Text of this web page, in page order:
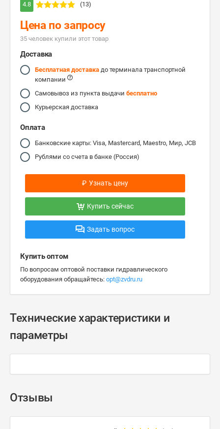
4.8 (13)
Цена по запросу
35 человек купили этот товар
Доставка
Бесплатная доставка до терминала транспортной
компании
Самовывоз из пункта выдачи бесплатно
Курьерская доставка
Оплата
Банковские карты: Visa, Mastercard, Maestro, Мир, JCB
Рублями со счета в банке (Россия)
₽ Узнать цену
Купить сейчас
Задать вопрос
Купить оптом
По вопросам оптовой поставки гидравлического
оборудования обращайтесь: opt@zvdru.ru
Технические характеристики и
параметры
Отзывы